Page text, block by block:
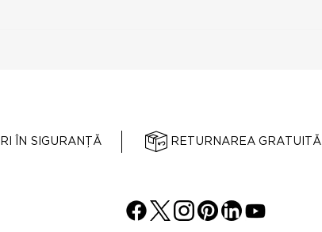
ÎN SIGURANȚĂ RETURNAREA GRATUITĂ